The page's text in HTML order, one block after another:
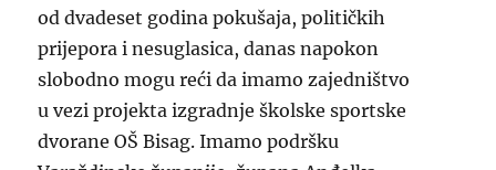
od dvadeset godina pokušaja, političkih
prijepora i nesuglasica, danas napokon
slobodno mogu reći da imamo zajedništvo
u vezi projekta izgradnje školske sportske
dvorane OŠ Bisag. Imamo podršku